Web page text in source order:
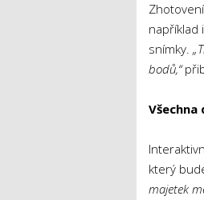
například
snímky.
bodů,“
který
majetek